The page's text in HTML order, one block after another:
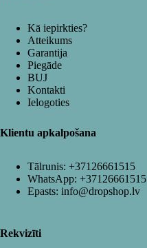
Kā iepirkties?
Atteikums
Garantija
Piegāde
BUJ
Kontakti
Ielogoties
Klientu apkalpošana
Tālrunis: +37126661515
WhatsApp: +37126661515
Epasts: info@dropshop.lv
Rekvizīti